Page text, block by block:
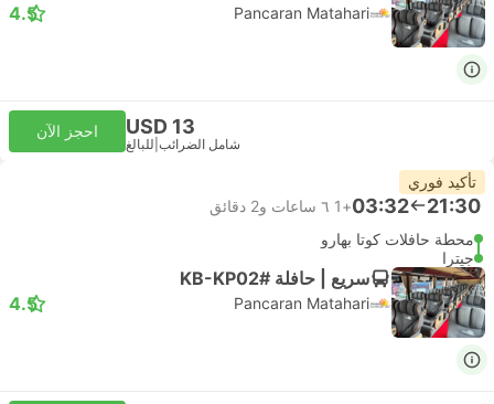
Pancaran Matahari
4.5
USD 13
شامل الضرائب للبالغ
احجز الآن
تأكيد فوري
21:30
03:32
+1
٦ ساعات و‫2 دقائق
محطة حافلات كوتا بهارو
جيترا
سريع | حافلة #KB-KP02
Pancaran Matahari
4.5